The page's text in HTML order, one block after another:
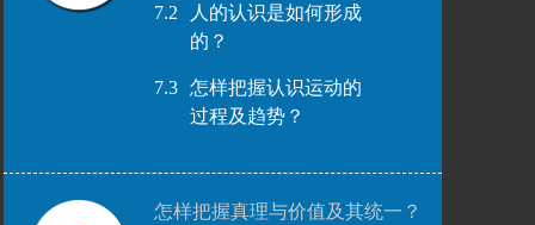
7.2
人的认识是如何形成
的？
7.3
怎样把握认识运动的
过程及趋势？
怎样把握真理与价值及其统一？